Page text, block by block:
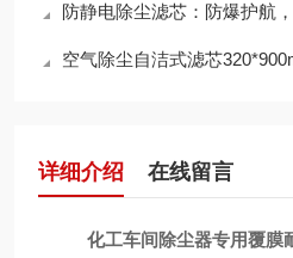
防静电除尘滤芯：防爆护航，高
空气除尘自洁式滤芯
详细介绍 在线留言
化工车间除尘器专用覆膜